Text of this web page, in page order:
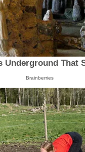
Underground That
Brainberries